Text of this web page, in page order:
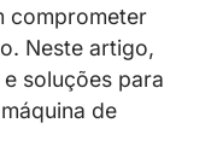
comprometer
Neste artigo,
soluções para
de